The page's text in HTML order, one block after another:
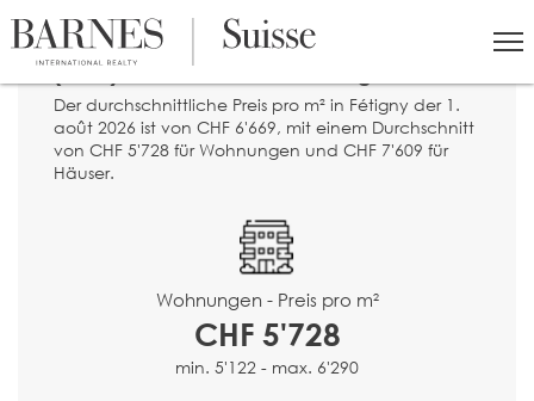
Was ist der Preis pro Quadratmeter für
eine Wohnung oder ein Haus in Fétigny
(1532) ? Immobilienbewertung.
Der durchschnittliche Preis pro m² in Fétigny der 1.
août 2026 ist von CHF 6'669, mit einem Durchschnitt
von CHF 5'728 für Wohnungen und CHF 7'609 für
Häuser.
Wohnungen - Preis pro m²
CHF 5'728
min. 5'122 - max. 6'290